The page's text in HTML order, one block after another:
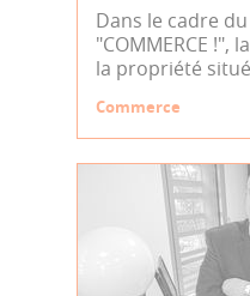
Dans le cadre
"COMMERCE !",
la propriété
Commerce